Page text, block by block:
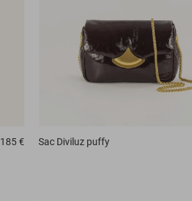
185 € Sac Diviluz puffy